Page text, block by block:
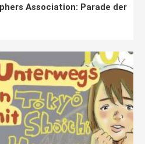
Association: Parade der